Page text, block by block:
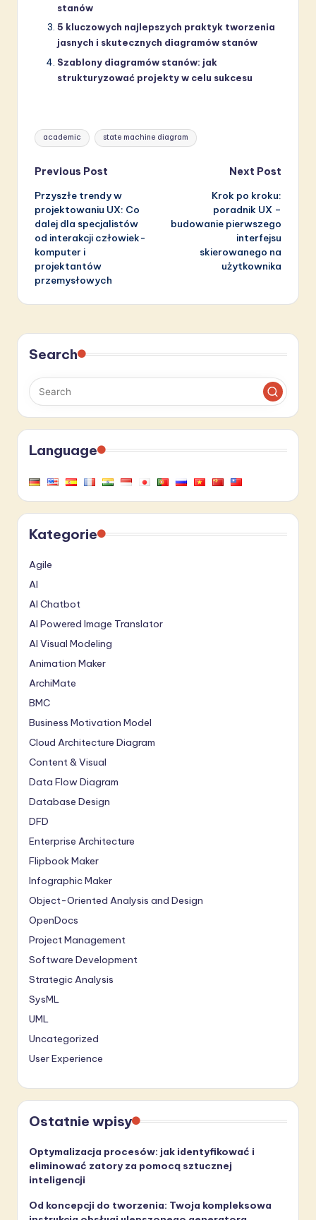
stanów
5 kluczowych najlepszych praktyk tworzenia
jasnych i skutecznych diagramów stanów
Szablony diagramów stanów: jak
strukturyzować projekty w celu sukcesu
Tags:
academic state machine diagram
Post
navigation
Previous Post
Przyszłe trendy w
projektowaniu UX: Co
dalej dla specjalistów
od interakcji człowiek-
komputer i
projektantów
przemysłowych
Next Post
Krok po kroku:
poradnik UX –
budowanie pierwszego
interfejsu
skierowanego na
użytkownika
Search
Language
Kategorie
Agile
AI
AI Chatbot
AI Powered Image Translator
AI Visual Modeling
Animation Maker
ArchiMate
BMC
Business Motivation Model
Cloud Architecture Diagram
Content & Visual
Data Flow Diagram
Database Design
DFD
Enterprise Architecture
Flipbook Maker
Infographic Maker
Object-Oriented Analysis and Design
OpenDocs
Project Management
Software Development
Strategic Analysis
SysML
UML
Uncategorized
User Experience
Ostatnie wpisy
Optymalizacja procesów: jak identyfikować i
eliminować zatory za pomocą sztucznej
inteligencji
Od koncepcji do tworzenia: Twoja kompleksowa